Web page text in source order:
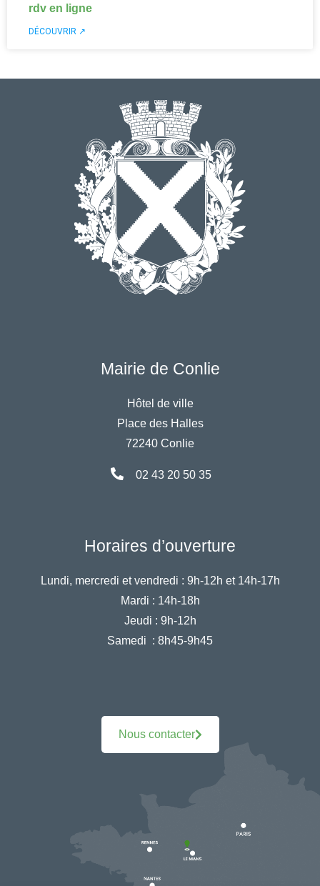
rdv en ligne
DÉCOUVRIR ↗
Mairie de Conlie
Hôtel de ville
Place des Halles
72240 Conlie
02 43 20 50 35
Horaires d’ouverture
Lundi, mercredi et vendredi : 9h-12h et 14h-17h
Mardi : 14h-18h
Jeudi : 9h-12h
Samedi : 8h45-9h45
Nous contacter